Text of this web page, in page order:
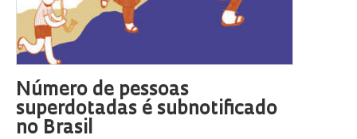
Número de pessoas
superdotadas é subnotificado
no Brasil